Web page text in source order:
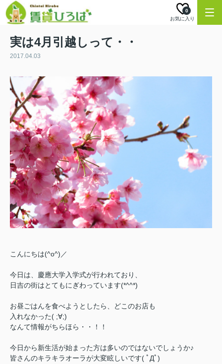
お気に入り
0
実は4月引越しって・・
2017.04.03
こんにちは(^o^)／
今日は、慶應大学入学式が行われており、
日吉の街はとてもにぎわっています(*^^*)
お昼ごはんを食べようとしたら、どこのお店も
入れなかった( ;∀;)
なんて情報がちらほら・・！！
今日から新生活が始まった方は多いのではないでしょうか♪
皆さんのキラキラオーラが大変眩しいです( ﾟДﾟ)